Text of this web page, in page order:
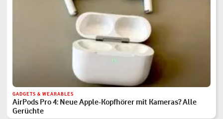
GADGETS & WEARABLES
AirPods Pro 4: Neue Apple-Kopfhörer mit Kameras? Alle
Gerüchte